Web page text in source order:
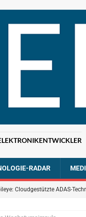
RADAR
Cloudgestützte ADAS-